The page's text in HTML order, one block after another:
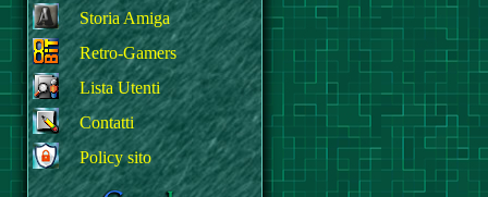
Storia Amiga
Retro-Gamers
Lista Utenti
Contatti
Policy sito